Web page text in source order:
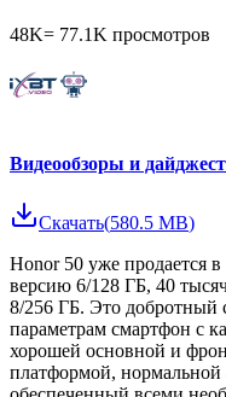
48K= 77.1K просмотров
Видеообзоры и
Скачать(580.5 MB)
Honor 50 уже продается
версию 6/128 ГБ, 40
8/256 ГБ. Это добротный
параметрам смартфон с
хорошей основной и
платформой,